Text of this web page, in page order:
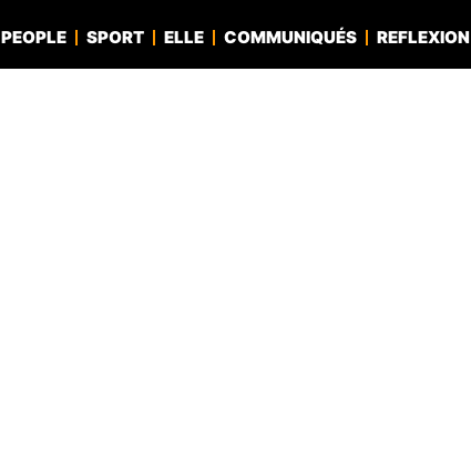
PEOPLE SPORT ELLE COMMUNIQUÉS REFLEXION